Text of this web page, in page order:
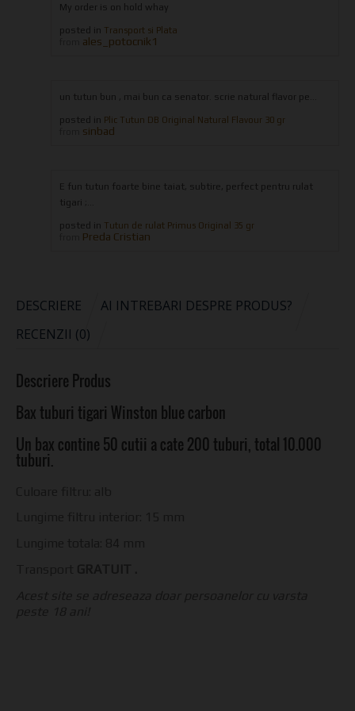
My order is on hold whay
posted in Transport si Plata
ales_potocnik1
un tutun bun , mai bun ca senator. scrie natural flavor pe...
posted in Plic Tutun DB Original Natural Flavour 30 gr
sinbad
E fun tutun foarte bine taiat, subtire, perfect pentru rulat
tigari ;...
posted in Tutun de rulat Primus Original 35 gr
Preda Cristian
DESCRIERE
AI INTREBARI DESPRE PRODUS?
RECENZII (0)
Descriere Produs
Bax tuburi tigari Winston blue carbon
Un bax contine 50 cutii a cate 200 tuburi, total 10.000
tuburi.